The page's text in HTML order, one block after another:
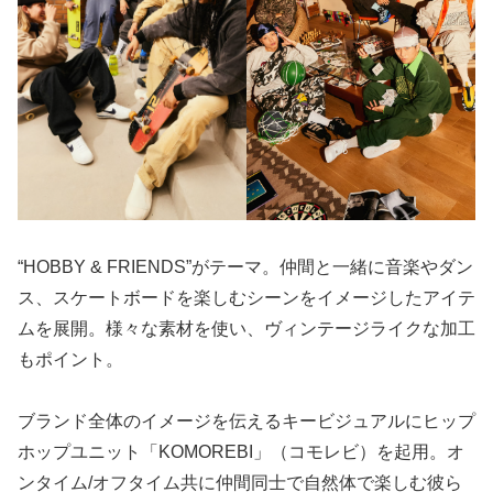
“HOBBY & FRIENDS”がテーマ。仲間と一緒に音楽やダン
ス、スケートボードを楽しむシーンをイメージしたアイテ
ムを展開。様々な素材を使い、ヴィンテージライクな加工
もポイント。
ブランド全体のイメージを伝えるキービジュアルにヒップ
ホップユニット「KOMOREBI」（コモレビ）を起用。オ
ンタイム/オフタイム共に仲間同士で自然体で楽しむ彼ら